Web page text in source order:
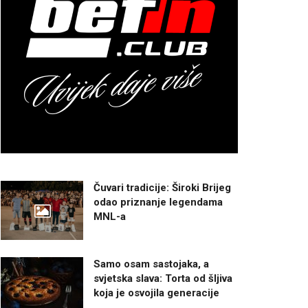
Čuvari tradicije: Široki Brijeg
odao priznanje legendama
MNL-a
Samo osam sastojaka, a
svjetska slava: Torta od šljiva
koja je osvojila generacije